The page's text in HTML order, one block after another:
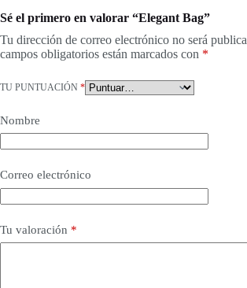
Sé el primero en valorar “Elegant Bag”
Tu dirección de correo electrónico no será
campos obligatorios están marcados con *
TU PUNTUACIÓN *
Nombre
Correo electrónico
Tu valoración *